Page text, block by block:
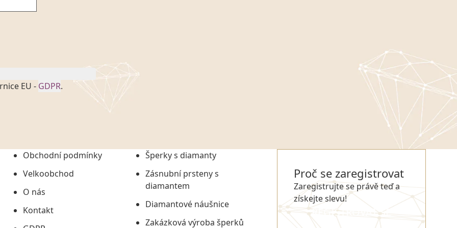
EU - GDPR.
č. 101/2000 Sb. v
uchováním veškerých
údajů či jako jeho
informací, nejdéle
Obchodní podmínky
Velkoobchod
O nás
Kontakt
Šperky s diamanty
Zásnubní prsteny s
diamantem
Diamantové náušnice
Zakázková výroba šperků
Proč se zaregistrovat
Zaregistrujte se právě teď a
získejte slevu!
REGISTROVAT SE